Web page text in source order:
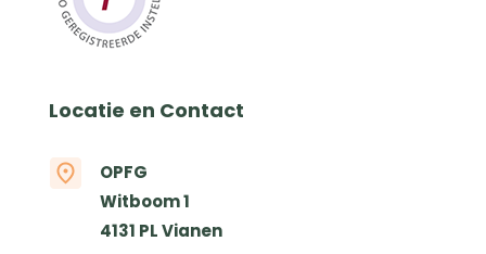
Locatie en Contact
OPFG
Witboom 1
4131 PL Vianen